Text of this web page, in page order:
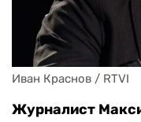
Иван Краснов / RTVI
Журналист